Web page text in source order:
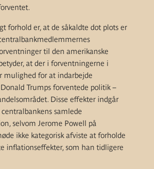
forhold er, at de såkaldte dot plots er
til den amerikanske
at der i forventningerne i
mulighed for at indarbejde
Trumps forventede politik –
Disse effekter indgår
samlede
selvom Jerome Powell på
ikke kategorisk afviste at forholde
inflationseffekter, som han tidligere